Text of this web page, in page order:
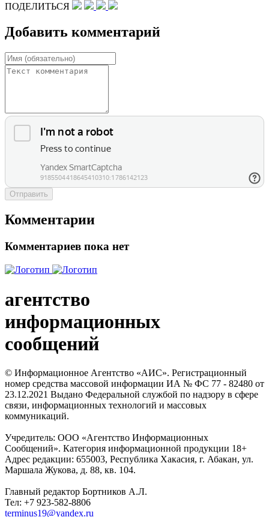
ПОДЕЛИТЬСЯ
Добавить комментарий
Отправить
Комментарии
Комментариев пока нет
агентство
информационных
сообщений
© Информационное Агентство «АИС». Регистрационный
номер средства массовой информации ИА № ФС 77 - 82480 от
23.12.2021 Выдано Федеральной службой по надзору в сфере
связи, информационных технологий и массовых
коммуникаций.
Учредитель: ООО «Агентство Информационных
Сообщений». Категория информационной продукции 18+
Адрес редакции: 655003, Республика Хакасия, г. Абакан, ул.
Маршала Жукова, д. 88, кв. 104.
Главный редактор Бортников А.Л.
Тел: +7 923-582-8806
terminus19@yandex.ru